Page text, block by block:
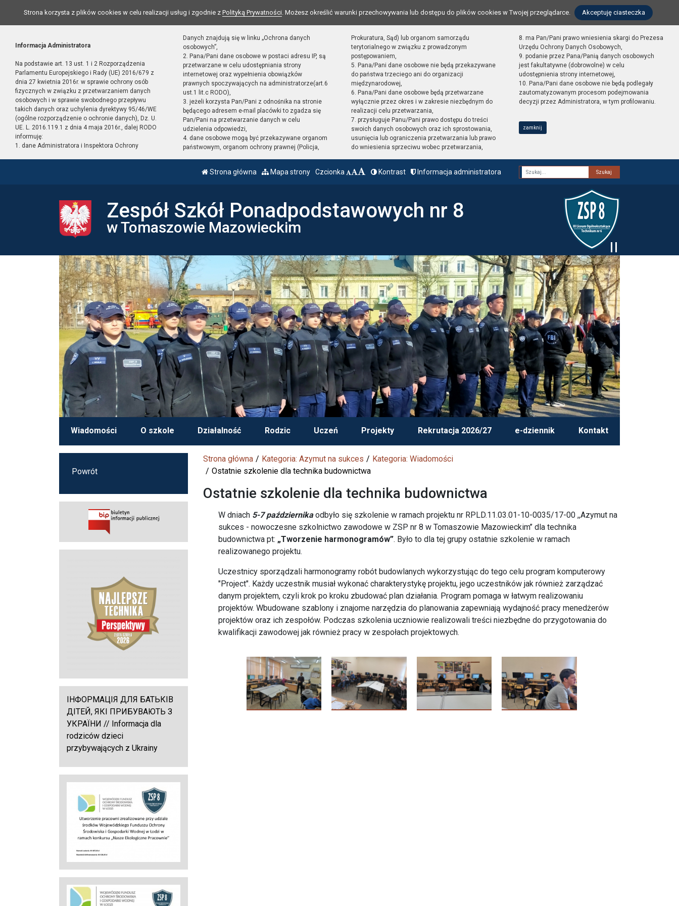
Strona korzysta z plików cookies w celu realizacji usług i zgodnie z Polityką Prywatności. Możesz określić warunki przechowywania lub dostępu do plików cookies w Twojej przeglądarce. Akceptuję ciasteczka
Informacja Administratora
Na podstawie art. 13 ust. 1 i 2 Rozporządzenia
Parlamentu Europejskiego i Rady (UE) 2016/679 z
dnia 27 kwietnia 2016r. w sprawie ochrony osób
fizycznych w związku z przetwarzaniem danych
osobowych i w sprawie swobodnego przepływu
takich danych oraz uchylenia dyrektywy 95/46/WE
(ogólne rozporządzenie o ochronie danych), Dz. U.
UE. L. 2016.119.1 z dnia 4 maja 2016r., dalej RODO
informuję:
1. dane Administratora i Inspektora Ochrony
Danych znajdują się w linku „Ochrona danych
osobowych”,
2. Pana/Pani dane osobowe w postaci adresu IP, są
przetwarzane w celu udostępniania strony
internetowej oraz wypełnienia obowiązków
prawnych spoczywających na administratorze(art.6
ust.1 lit.c RODO),
3. jeżeli korzysta Pan/Pani z odnośnika na stronie
będącego adresem e-mail placówki to zgadza się
Pan/Pani na przetwarzanie danych w celu
udzielenia odpowiedzi,
4. dane osobowe mogą być przekazywane organom
państwowym, organom ochrony prawnej (Policja,
Prokuratura, Sąd) lub organom samorządu
terytorialnego w związku z prowadzonym
postępowaniem,
5. Pana/Pani dane osobowe nie będą przekazywane
do państwa trzeciego ani do organizacji
międzynarodowej,
6. Pana/Pani dane osobowe będą przetwarzane
wyłącznie przez okres i w zakresie niezbędnym do
realizacji celu przetwarzania,
7. przysługuje Panu/Pani prawo dostępu do treści
swoich danych osobowych oraz ich sprostowania,
usunięcia lub ograniczenia przetwarzania lub prawo
do wniesienia sprzeciwu wobec przetwarzania,
8. ma Pan/Pani prawo wniesienia skargi do Prezesa
Urzędu Ochrony Danych Osobowych,
9. podanie przez Pana/Panią danych osobowych
jest fakultatywne (dobrowolne) w celu
udostępnienia strony internetowej,
10. Pana/Pani dane osobowe nie będą podlegały
zautomatyzowanym procesom podejmowania
decyzji przez Administratora, w tym profilowaniu.
zamknij
Strona główna Mapa strony Czcionka Kontrast Informacja administratora
Fraza
Zespół Szkół Ponadpodstawowych nr 8
w Tomaszowie Mazowieckim
Wiadomości O szkole Działalność Rodzic Uczeń Projekty Rekrutacja 2026/27 e-dziennik Kontakt
Strona główna Kategoria: Azymut na sukces
Kategoria: Wiadomości
Ostatnie szkolenie dla technika budownictwa
Ostatnie szkolenie dla technika budownictwa
W dniach 5-7 październikaodbyło się szkolenie w ramach projektu nr RPLD.11.03.01-10-0035/17-00 ,,Azymut na
sukces - nowoczesne szkolnictwo zawodowe w ZSP nr 8 w Tomaszowie Mazowieckim’’ dla technika
budownictwa pt: „Tworzenie harmonogramów”. Było to dla tej grupy ostatnie szkolenie w ramach
realizowanego projektu.
Uczestnicy sporządzali harmonogramy robót budowlanych wykorzystując do tego celu program komputerowy
"Project". Każdy uczestnik musiał wykonać charakterystykę projektu, jego uczestników jak również zarządzać
danym projektem, czyli krok po kroku zbudować plan działania. Program pomaga w łatwym realizowaniu
projektów. Wbudowane szablony i znajome narzędzia do planowania zapewniają wydajność pracy menedżerów
projektów oraz ich zespołów. Podczas szkolenia uczniowie realizowali treści niezbędne do przygotowania do
kwalifikacji zawodowej jak również pracy w zespołach projektowych.
Powrót
ІНФОРМАЦІЯ ДЛЯ БАТЬКІВ
ДІТЕЙ, ЯКІ ПРИБУВАЮТЬ З
УКРАЇНИ // Informacja dla
rodziców dzieci
przybywających z Ukrainy